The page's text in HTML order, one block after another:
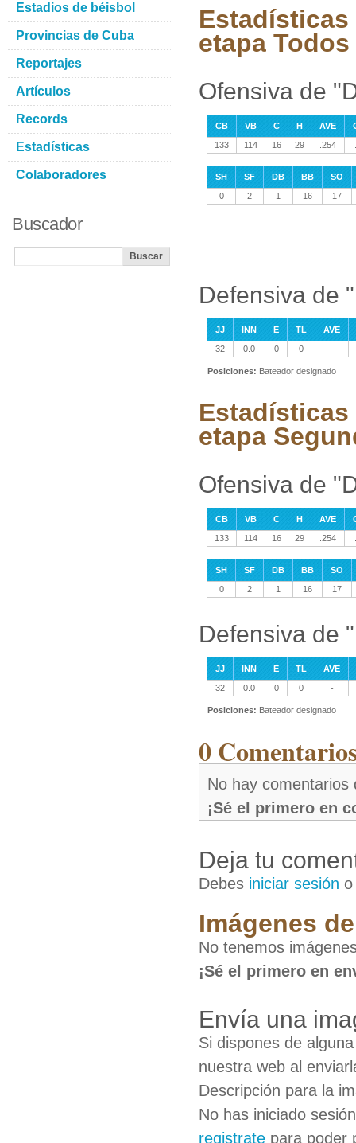
Estadísticas
etapa
Ofensiva de
CB VB C H AVE
133
114 16 29 .254
SH SF DB BB
SO
0
2 1 16 17
Defensiva de
JJ INN E TL
AVE
32
0.0 0 0 -
Posiciones: Bateador designado
Estadísticas
etapa
Ofensiva de
CB VB C H AVE
133
114 16 29 .254
SH SF DB BB
SO
0
2 1 16 17
Defensiva de
JJ INN E TL
AVE
32
0.0 0 0 -
Posiciones: Bateador designado
0
No hay comentarios
¡Sé el primero en
Deja tu
Debes iniciar sesión
Imágenes
No tenemos
¡Sé el primero en
Envía una
Si dispones de
nuestra web al
Descripción para la
No has iniciado
registrate para poder
Estadios de béisbol
Provincias de Cuba
Reportajes
Artículos
Records
Estadísticas
Colaboradores
Buscador